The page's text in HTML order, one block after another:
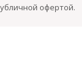
офертой.